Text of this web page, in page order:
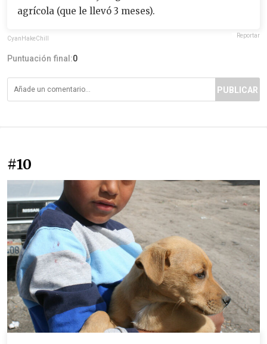
agrícola (que le llevó 3 meses).
CyanHakeChill Reportar
Puntuación final:0
PUBLICAR
#10